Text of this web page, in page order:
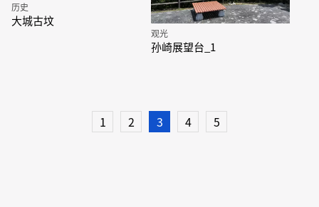
历史
大城古坟
观光
孙崎展望台_1
1 2 3 4 5